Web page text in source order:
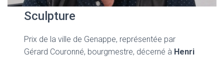
Sculpture
Prix de la ville de Genappe, représentée par
Gérard Couronné, bourgmestre, décerné à Henri